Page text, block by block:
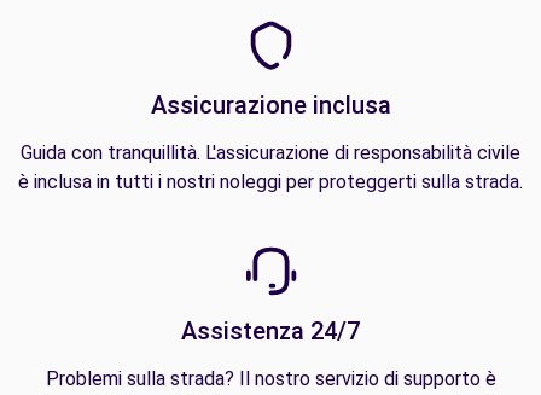
Assicurazione inclusa
Guida con tranquillità. L'assicurazione di responsabilità civile
è inclusa in tutti i nostri noleggi per proteggerti sulla strada.
Assistenza 24/7
Problemi sulla strada? Il nostro servizio di supporto è